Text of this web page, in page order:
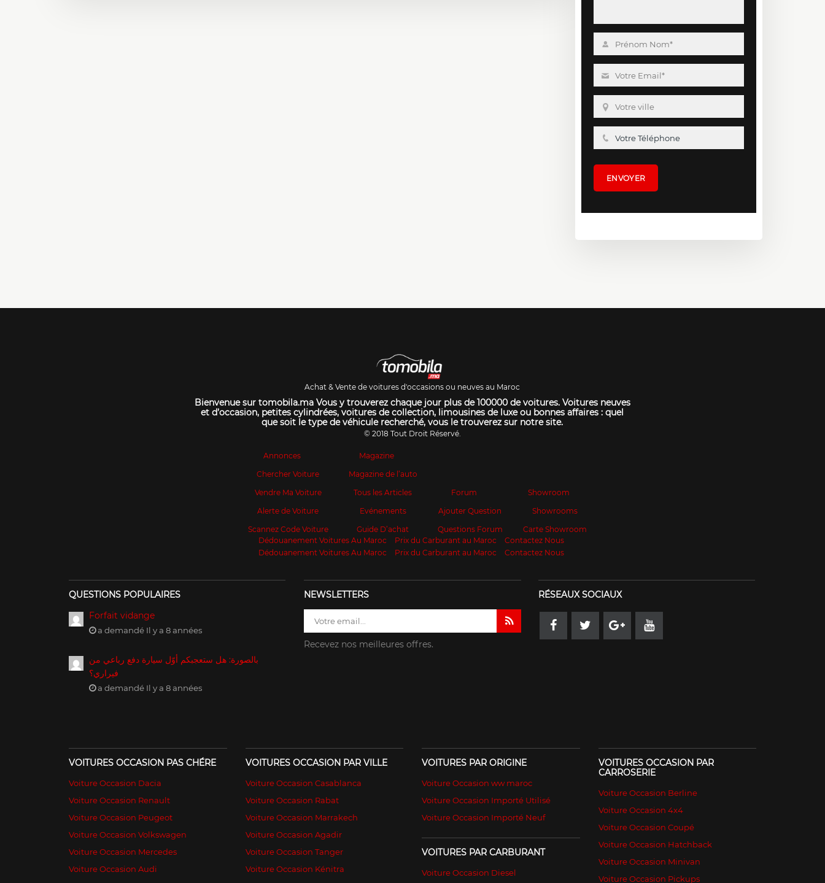
Achat & Vente de voitures d'occasions ou neuves au Maroc
Bienvenue sur tomobila.ma Vous y trouverez chaque jour plus de 100000 de voitures. Voitures neuves
et d’occasion, petites cylindrées, voitures de collection, limousines de luxe ou bonnes affaires : quel
que soit le type de véhicule recherché, vous le trouverez sur notre site.
© 2018 Tout Droit Réservé.
Annonces
Chercher Voiture
Vendre Ma Voiture
Alerte de Voiture
Scannez Code Voiture
Magazine
Magazine de l’auto
Tous les Articles
Evénements
Guide D’achat
Forum
Ajouter Question
Questions Forum
Showroom
Showrooms
Carte Showroom
Dédouanement Voitures Au Maroc
Prix du Carburant au Maroc
Contactez Nous
Dédouanement Voitures Au Maroc
Prix du Carburant au Maroc Contactez Nous
QUESTIONS POPULAIRES
Forfait vidange
a demandé Il y a 8 années
بالصورة: هل ستعجبكم أوّل سيارة دفع رباعي من
فيراري؟
a demandé Il y a 8 années
NEWSLETTERS
Recevez nos meilleures offres.
RÉSEAUX SOCIAUX
VOITURES OCCASION PAS CHÉRE
Voiture Occasion Dacia
Voiture Occasion Renault
Voiture Occasion Peugeot
Voiture Occasion Volkswagen
Voiture Occasion Mercedes
Voiture Occasion Audi
VOITURES OCCASION PAR VILLE
Voiture Occasion Casablanca
Voiture Occasion Rabat
Voiture Occasion Marrakech
Voiture Occasion Agadir
Voiture Occasion Tanger
Voiture Occasion Kénitra
VOITURES PAR ORIGINE
Voiture Occasion ww maroc
Voiture Occasion Importé Utilisé
Voiture Occasion Importé Neuf
VOITURES PAR CARBURANT
Voiture Occasion Diesel
VOITURES OCCASION PAR
CARROSERIE
Voiture Occasion Berline
Voiture Occasion 4x4
Voiture Occasion Coupé
Voiture Occasion Hatchback
Voiture Occasion Minivan
Voiture Occasion Pickups